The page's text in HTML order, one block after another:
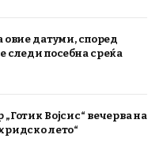
овие датуми, според
следи посебна среќа
Војсис“ вечерва на
лето“